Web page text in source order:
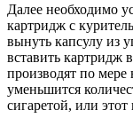
Далее необходимо
картридж с
вынуть капсулу из
вставить картридж
производят по мере
уменьшится
сигаретой, или